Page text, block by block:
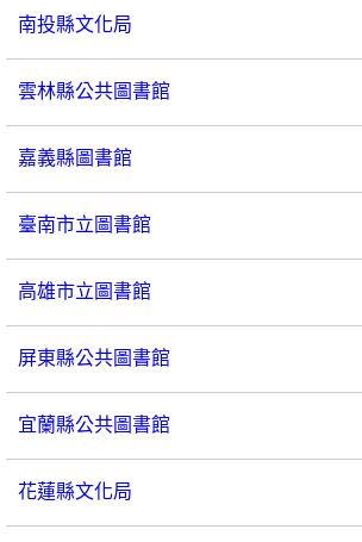
南投縣文化局
雲林縣公共圖書館
嘉義縣圖書館
臺南市立圖書館
高雄市立圖書館
屏東縣公共圖書館
宜蘭縣公共圖書館
花蓮縣文化局